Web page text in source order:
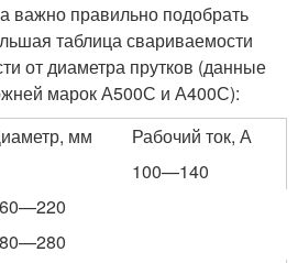
важно правильно подобрать
таблица свариваемости
от диаметра прутков (данные
марок А500С и А400С):
мм
Рабочий ток, А
100—140